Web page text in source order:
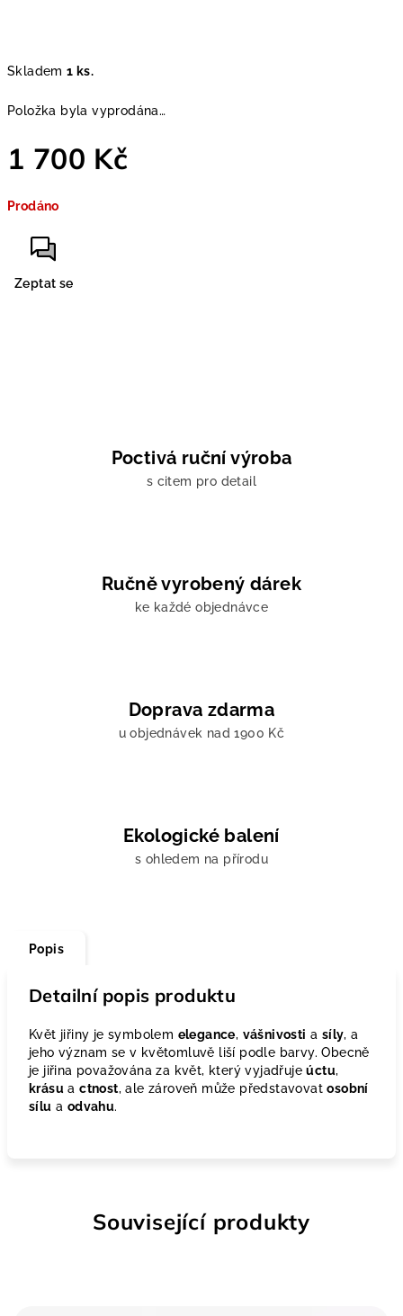
Skladem1 ks.
Položka byla vyprodána…
1 700 Kč
cena:
Prodáno
Zeptat se
Poctivá ruční výroba
s citem pro detail
Ručně vyrobený dárek
ke každé objednávce
Doprava zdarma
u objednávek nad 1900 Kč
Ekologické balení
s ohledem na přírodu
Popis
Detailní popis produktu
Květ jiřiny je symbolem elegance, vášnivosti a síly, a
jeho význam se v květomluvě liší podle barvy. Obecně
je jiřina považována za květ, který vyjadřujeúctu,
krásu actnost, ale zároveň může představovatosobní
sílu a odvahu.
Související produkty